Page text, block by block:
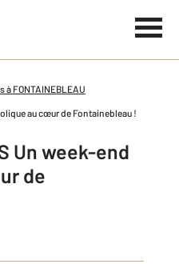
FONTAINEBLEAU
au cœur de Fontainebleau !
Un week-end
de